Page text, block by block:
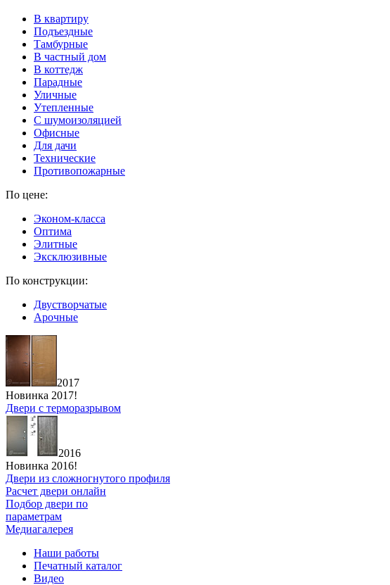
В квартиру
Подъездные
Тамбурные
В частный дом
В коттедж
Парадные
Уличные
Утепленные
C шумоизоляцией
Офисные
Для дачи
Технические
Противопожарные
По цене:
Эконом-класса
Оптима
Элитные
Эксклюзивные
По конструкции:
Двустворчатые
Арочные
2017
Новинка 2017!
Двери с терморазрывом
2016
Новинка 2016!
Двери из сложногнутого профиля
Расчет двери онлайн
Подбор двери по
параметрам
Медиагалерея
Наши работы
Печатный каталог
Видео